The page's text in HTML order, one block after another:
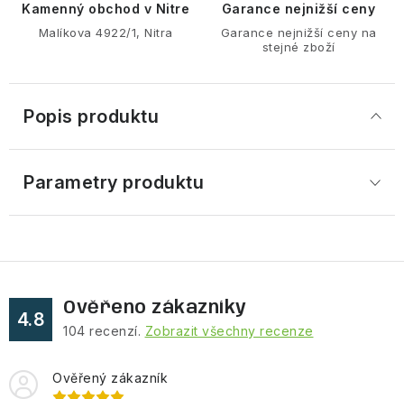
Kamenný obchod v Nitre
Malíkova 4922/1, Nitra
Garance nejnižší ceny
Garance nejnižší ceny na
stejné zboží
Popis produktu
Parametry produktu
4.8
Ověřeno zákazníky
104 recenzí. Zobrazit všechny recenze
Ověřený zákazník